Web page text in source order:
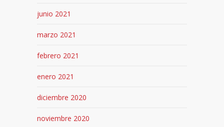
junio 2021
marzo 2021
febrero 2021
enero 2021
diciembre 2020
noviembre 2020